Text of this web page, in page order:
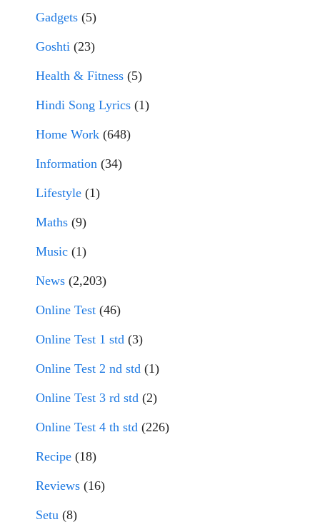
Gadgets (5)
Goshti (23)
Health & Fitness (5)
Hindi Song Lyrics (1)
Home Work (648)
Information (34)
Lifestyle (1)
Maths (9)
Music (1)
News (2,203)
Online Test (46)
Online Test 1 std (3)
Online Test 2 nd std (1)
Online Test 3 rd std (2)
Online Test 4 th std (226)
Recipe (18)
Reviews (16)
Setu (8)